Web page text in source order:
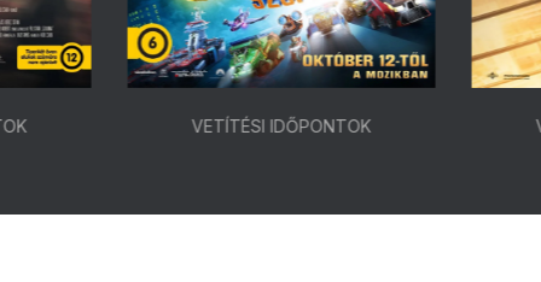
VETÍTÉSI IDŐPONTOK VETÍTÉSI IDŐPONTOK